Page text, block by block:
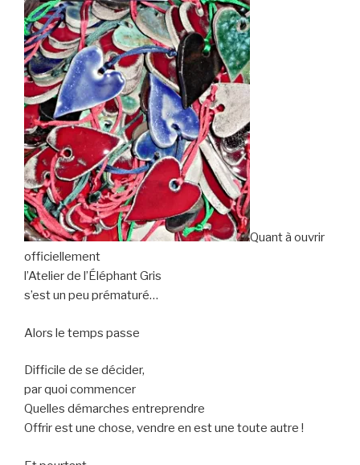
Quant à ouvrir
officiellement
l’Atelier de l’Éléphant Gris
s’est un peu prématuré…
Alors le temps passe
Difficile de se décider,
par quoi commencer
Quelles démarches entreprendre
Offrir est une chose, vendre en est une toute autre !